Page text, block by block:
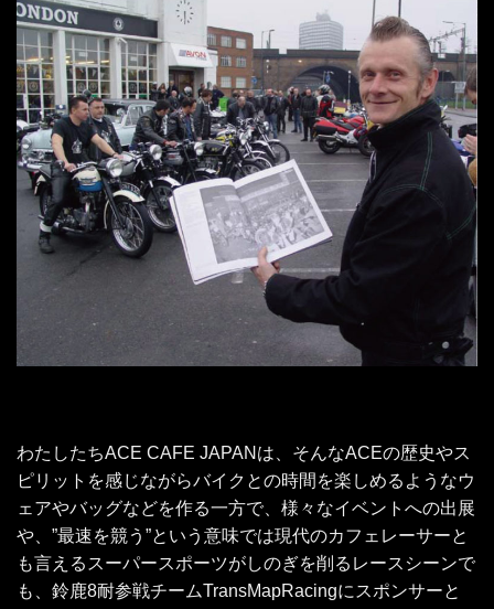
わたしたちACE CAFE JAPANは、そんなACEの歴史やス
ピリットを感じながらバイクとの時間を楽しめるようなウ
ェアやバッグなどを作る一方で、様々なイベントへの出展
や、”最速を競う”という意味では現代のカフェレーサーと
も言えるスーパースポーツがしのぎを削るレースシーンで
も、鈴鹿8耐参戦チームTransMapRacingにスポンサーと